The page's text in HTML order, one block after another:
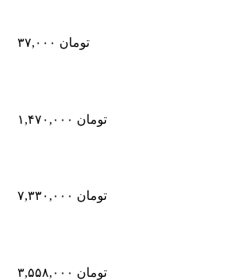
تومان
تومان
تومان
تومان